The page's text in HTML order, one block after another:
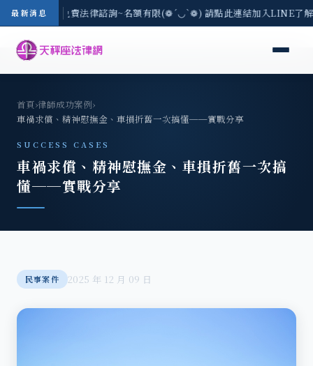
最新消息
3(一) 現場免費法律諮詢~名額有限(❁´◡`❁) 請點此連結加入LINE了
首頁›律師成功案例›
車禍求償、精神慰撫金、車損折舊一次搞懂──實戰分享
SUCCESS CASES
車禍求償、精神慰撫金、車損折舊一次搞
懂──實戰分享
民事案件 2025 年 12 月 09 日